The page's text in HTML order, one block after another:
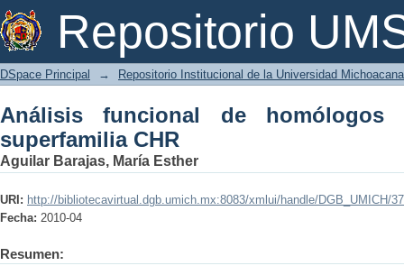
Repositorio
Análisis funcional de homólogos
DSpace Principal → Repositorio Institucional de la Universidad
Análisis funcional de homólogos
superfamilia CHR
Aguilar Barajas, María Esther
URI: http://bibliotecavirtual.dgb.umich.mx:8083/xmlui/handle/DGB_UMICH/
Fecha: 2010-04
Resumen: